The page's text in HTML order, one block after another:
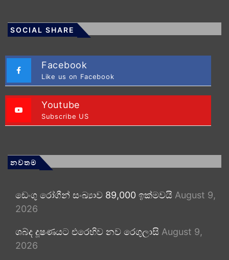
SOCIAL SHARE
Facebook
Like us on Facebook
Youtube
Subscribe US
නවතම
ඩෙංගු රෝගීන් සංඛ්‍යාව 89,000 ඉක්මවයි August 9,
2026
ශබ්ද දූෂණයට එරෙහිව නව රෙගුලාසි August 9,
2026